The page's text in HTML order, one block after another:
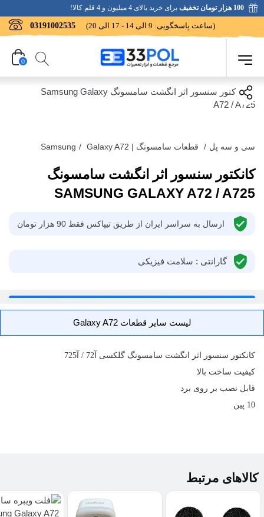
100 هزار تومان تخفیف برای خرید بالای 4 میلیون و 4 قلم کالا!
03191002535 (ساعت پاسخگویی: 9 الی 14 - 17 الی 20)
0
سی و سه پل / قطعات سامسونگ | Samsung / Galaxy A72
کانکتور سنسور اثر انگشت سامسونگ
SAMSUNG GALAXY A72 / A725
ارسال به سراسر ایران از طریق تیپاکس فقط 90 هزار تومان
گارانتی : سلامت فیزیکی
لیست سایر قطعات Galaxy A72
کانکتور سنسور اثر انگشت سامسونگ گلکسی آ72 / آ725
کیفیت ساخت بالا
قابل نصب بر روی برد
10 پین
کالاهای مرتبط